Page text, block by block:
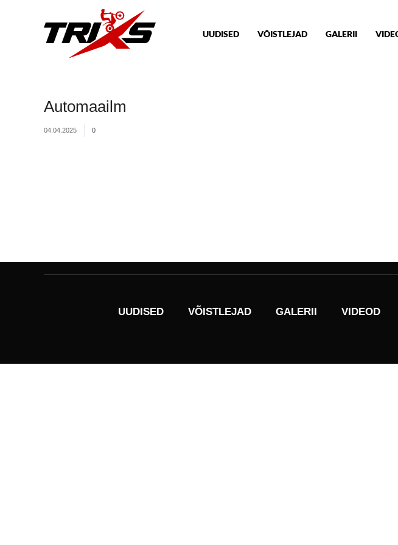
UUDISED VÕISTLEJAD GALERII
Automaailm
04.04.2025 0
UUDISED VÕISTLEJAD GALERII VIDEOD